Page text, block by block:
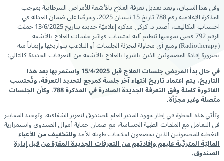
وفي هذا السياق، وبعد تعديل تعرفة العلاج بالأشعة للأمراض السرطانية بموجب
المذكرة الإعلامية رقم 788 تاريخ 15 نيسان 2025، وحرصًا على ضمان العدالة في
احتساب التكاليف، أصدر د. كركي مذكرة إعلاميّة جديدة بتاريخ 13/6/2025 حملت
الرقم 792 قضى بموجبها تنظيم آلية احتساب فواتير جلسات العلاج بالأشعة
(Radiotherapy) ومنع أي محاولة لتجزئة الجلسات أو التلاعب بتواريخها وإيماناً منه
بضرورة إفادة المضمونين الذين باشروا بالعلاج بالأشعة من التعرفات الجديدة كالتالي:
في حال بدأ المريض جلسات العلاج قبل 15/4/2025 واستمر بها بعد هذا
التاريخ، يتم اعتماد تاريخ انتهاء آخر جلسة كمرجع لتحديد التعرفة، وتُحتسب
الفاتورة كاملة وفق التعرفة الجديدة الصادرة في المذكرة 788، وكأن الجلسات
متّصلة وغير مجزّأة.
وتأتي هذه الخطوة في إطار جهود المدير العام للصندوق لتعزيز الشفافية، وتوحيد المعايير
في التعامل مع الملفات الطبية الحساسة، مع ضمان حماية أموال الصندوق واستمرارية
التغطية للمضمونين الذين يخضعون لعلاجات طويلة الأمدوللتخفيف من الأعباء
الماليّة المترتّبة عليهم وإفادتهم من التعرفات الجديدة المقرّة من قبل إدارة
الصندوق.